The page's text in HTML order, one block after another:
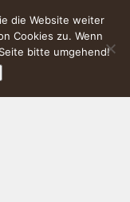
die Website weiter
Cookies zu. Wenn
bitte umgehend!